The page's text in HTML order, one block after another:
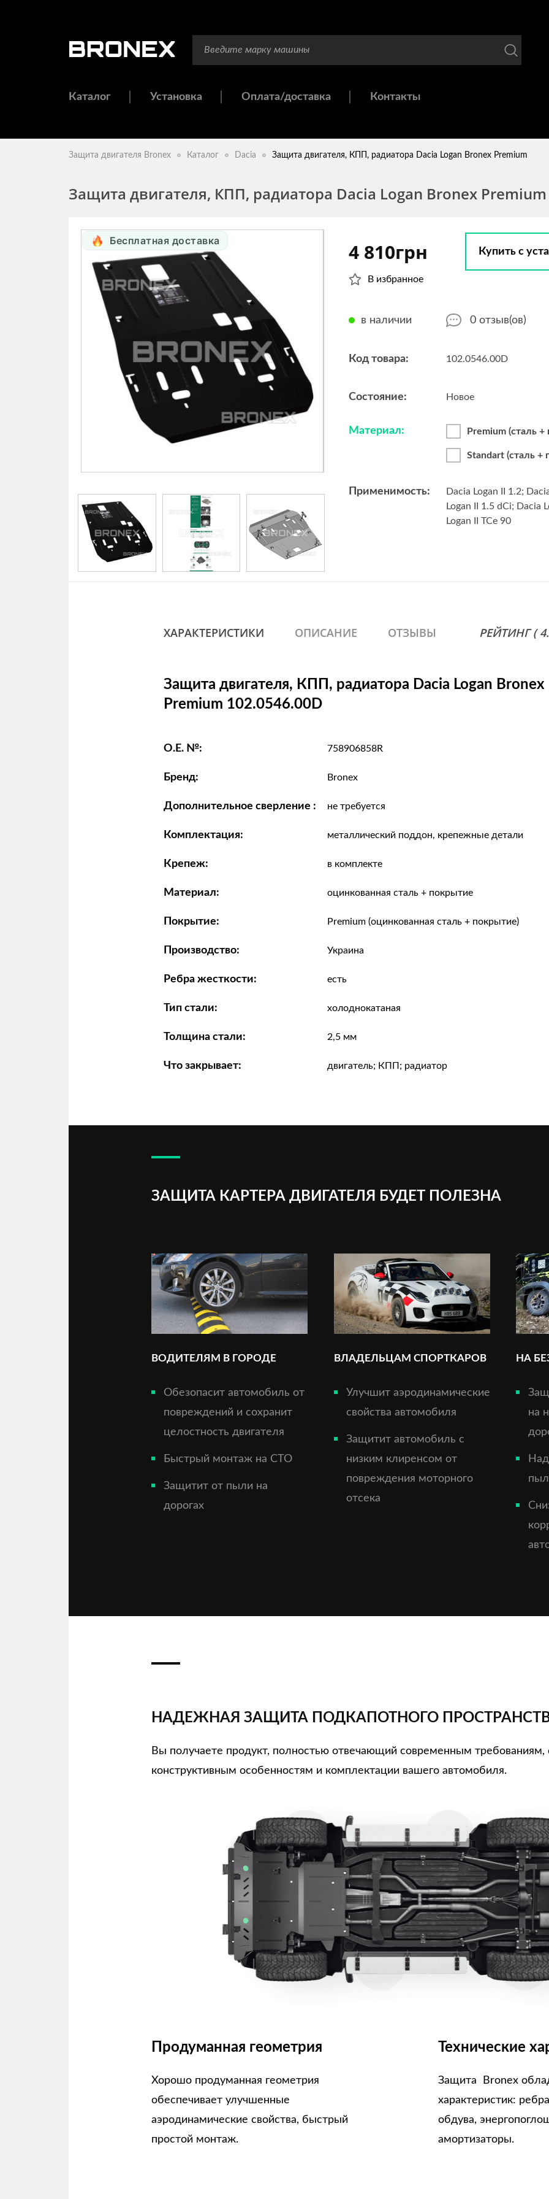
Каталог Установка Оплата/доставка Контакты
Защита двигателя Bronex Каталог Dacia Защита двигателя, КПП, радиатора Dacia Logan Bronex Premium
Защита двигателя, КПП, радиатора Dacia Logan Bronex
Бесплатная доставка 4 810грн
В избранное
Купить с
в наличии 0 отзыв(ов)
Код товара: 102.0546.00D
Состояние: Новое
Материал: Premium (сталь
Standart (сталь +
Применимость:
Dacia Logan II 1.2;
Logan II 1.5 dCi; Dacia
Logan II TCe 90
ХАРАКТЕРИСТИКИ ОПИСАНИЕ ОТЗЫВЫ РЕЙТИНГ (
Защита двигателя, КПП, радиатора Dacia Logan Bronex
Premium 102.0546.00D
O.E. №: 758906858R
Бренд: Bronex
Дополнительное сверление : не требуется
Комплектация: металлический поддон, крепежные детали
Крепеж: в комплекте
Материал: оцинкованная сталь + покрытие
Покрытие: Premium (оцинкованная сталь + покрытие)
Производство: Украина
Ребра жесткости: есть
Тип стали: холоднокатаная
Толщина стали: 2,5 мм
Что закрывает: двигатель; КПП; радиатор
ЗАЩИТА КАРТЕРА ДВИГАТЕЛЯ БУДЕТ ПОЛЕЗНА
ВОДИТЕЛЯМ В ГОРОДЕ
Обезопасит автомобиль от
повреждений и сохранит
целостность двигателя
Быстрый монтаж на СТО
Защитит от пыли на
дорогах
ВЛАДЕЛЬЦАМ СПОРТКАРОВ
Улучшит аэродинамические
свойства автомобиля
Защитит автомобиль с
низким клиренсом от
повреждения моторного
отсека
НА
на
НАДЕЖНАЯ ЗАЩИТА ПОДКАПОТНОГО
Вы получаете продукт, полностью отвечающий современным требованиям,
конструктивным особенностям и комплектации вашего автомобиля.
Продуманная геометрия
Хорошо продуманная геометрия
обеспечивает улучшенные
аэродинамические свойства, быстрый
простой монтаж.
Технические
Защита Bronex
характеристик:
обдува,
амортизаторы.